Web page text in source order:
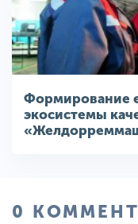
Формирование
экосистемы
0